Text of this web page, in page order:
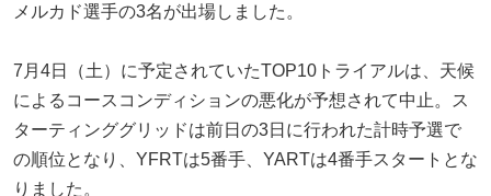
メルカド選手の3名が出場しました。
7月4日（土）に予定されていたTOP10トライアルは、天候
によるコースコンディションの悪化が予想されて中止。ス
ターティンググリッドは前日の3日に行われた計時予選で
の順位となり、YFRTは5番手、YARTは4番手スタートとな
りました。